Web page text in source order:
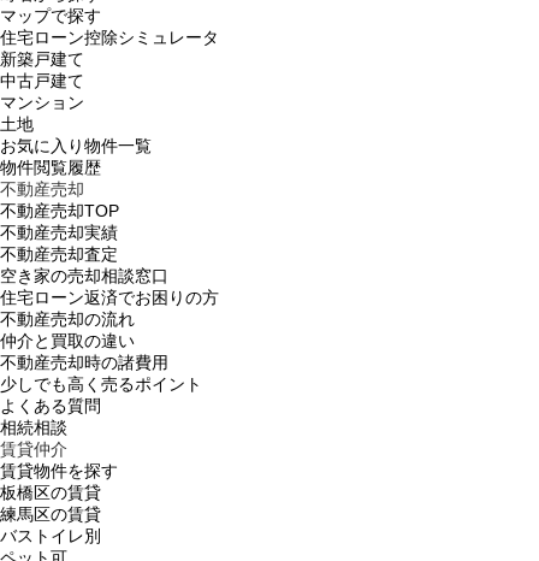
マップで探す
住宅ローン控除シミュレータ
新築戸建て
中古戸建て
マンション
土地
お気に入り物件一覧
物件閲覧履歴
不動産売却
不動産売却TOP
不動産売却実績
不動産売却査定
空き家の売却相談窓口
住宅ローン返済でお困りの方
不動産売却の流れ
仲介と買取の違い
不動産売却時の諸費用
少しでも高く売るポイント
よくある質問
相続相談
賃貸仲介
賃貸物件を探す
板橋区の賃貸
練馬区の賃貸
バストイレ別
ペット可